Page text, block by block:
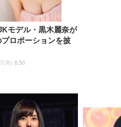
モデル・黒木麗奈が
ロポーションを披
月) 8:50